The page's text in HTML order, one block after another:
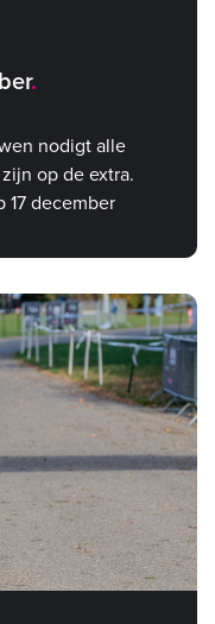
nodigt alle
op de extra.
17 december